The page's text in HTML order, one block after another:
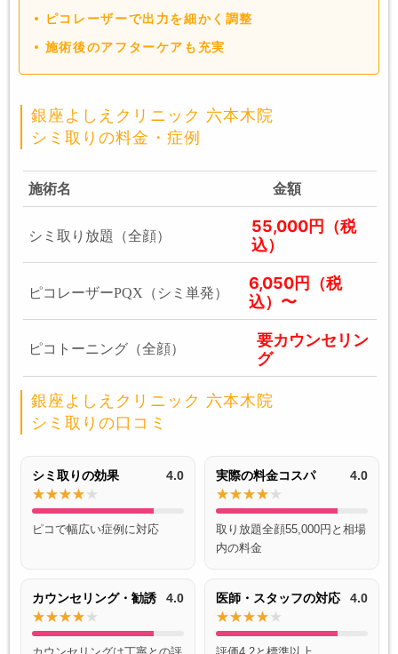
ピコレーザーで出力を細かく調整
施術後のアフターケアも充実
銀座よしえクリニック 六本木院
シミ取りの料金・症例
施術名 金額
シミ取り放題（全顔）
55,000円（税
込）
ピコレーザーPQX（シミ単発）
6,050円（税
込）〜
ピコトーニング（全顔）
要カウンセリン
グ
銀座よしえクリニック 六本木院
シミ取りの口コミ
シミ取りの効果 4.0
ピコで幅広い症例に対応
実際の料金コスパ 4.0
取り放題全顔55,000円と相場
内の料金
カウンセリング・勧誘 4.0 医師・スタッフの対応 4.0